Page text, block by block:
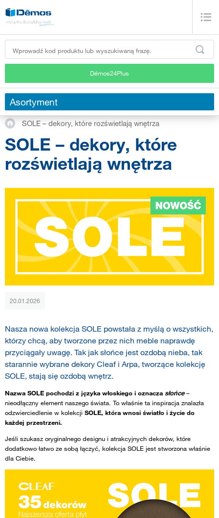
Démos24Plus
Asortyment
SOLE – dekory, które rozświetlają wnętrza
SOLE – dekory, które
rozświetlają wnętrza
20.01.2026
Nasza nowa kolekcja SOLE powstała z myślą o wszystkich,
którzy chcą, aby tworzone przez nich meble naprawdę
przyciągały uwagę. Tak jak słońce jest ozdobą nieba, tak
starannie wybrane dekory Cleaf i Arpa, tworzące kolekcję
SOLE, stają się ozdobą wnętrz.
Nazwa SOLE pochodzi z języka włoskiego i oznacza słońce–
nieodłączny element naszego świata. To właśnie ta inspiracja znalazła
odzwierciedlenie w kolekcji SOLE, która wnosi światło i życie do
każdej przestrzeni.
Jeśli szukasz oryginalnego designu i atrakcyjnych dekorów, które
dodatkowo łatwo ze sobą łączyć, kolekcja SOLE jest stworzona właśnie
dla Ciebie.